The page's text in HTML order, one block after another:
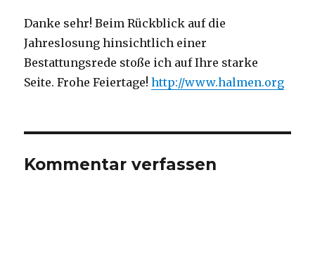
Danke sehr! Beim Rückblick auf die
Jahreslosung hinsichtlich einer
Bestattungsrede stoße ich auf Ihre starke
Seite. Frohe Feiertage!http://www.halmen.org
Kommentar verfassen